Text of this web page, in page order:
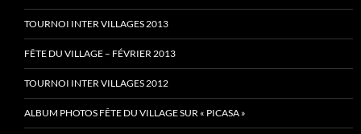
TOURNOI INTER VILLAGES 2013
FÊTE DU VILLAGE – FÉVRIER 2013
TOURNOI INTER VILLAGES 2012
ALBUM PHOTOS FÊTE DU VILLAGE SUR « PICASA »